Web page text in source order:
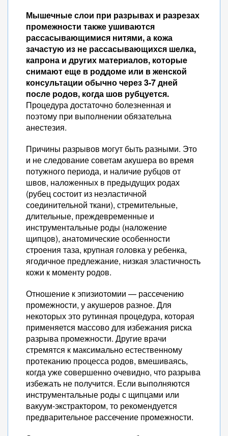
Мышечные слои при разрывах и разрезах
промежности также ушиваются
рассасывающимися нитями, а кожа
зачастую из не рассасывающихся шелка,
капрона и других материалов, которые
снимают еще в роддоме или в женской
консультации обычно через 3-7 дней
после родов, когда шов рубцуется.
Процедура достаточно болезненная и
поэтому при выполнении обязательна
анестезия.
Причины разрывов могут быть разными. Это
и не следование советам акушера во время
потужного периода, и наличие рубцов от
швов, наложенных в предыдущих родах
(рубец состоит из неэластичной
соединительной ткани), стремительные,
длительные, преждевременные и
инструментальные роды (наложение
щипцов), анатомические особенности
строения таза, крупная головка у ребенка,
ягодичное предлежание, низкая эластичность
кожи к моменту родов.
Отношение к эпизиотомии — рассечению
промежности, у акушеров разное. Для
некоторых это рутинная процедура, которая
применяется массово для избежания риска
разрыва промежности. Другие врачи
стремятся к максимально естественному
протеканию процесса родов, вмешиваясь,
когда уже совершенно очевидно, что разрыва
избежать не получится. Если выполняются
инструментальные роды с щипцами или
вакуум-экстрактором, то рекомендуется
предварительное рассечение промежности.